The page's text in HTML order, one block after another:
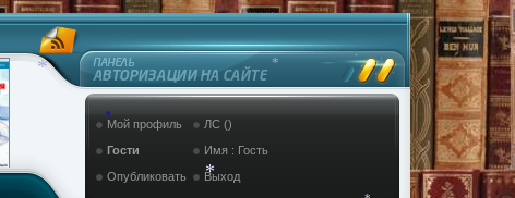
*
*
Мой профиль
Гости
Опубликовать
ЛС ()
Имя : Гость
Выход